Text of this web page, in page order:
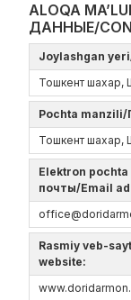
ALOQA
ДАННЫЕ/
Joylashgan
Тошкент шахар,
Pochta
Тошкент шахар,
Elektron
почты/Email
Rasmiy veb-
website: